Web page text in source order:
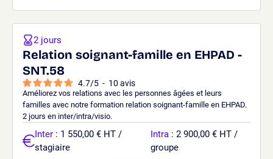
Relation soignant-famille en EHPAD -
SNT.58
4.7/5 - 10 avis
Améliorez vos relations avec les personnes âgées et leurs
familles avec notre formation relation soignant-famille en EHPAD.
2 jours en inter/intra/visio.
2 jours
Inter : 1 550,00 € HT /
stagiaire
Intra : 2 900,00 € HT /
groupe